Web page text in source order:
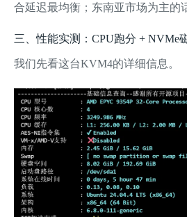
合延迟最均衡；东南亚市场为主的
三、性能实测：CPU跑分 + NVMe
我们先看这台KVM4的详细信息。